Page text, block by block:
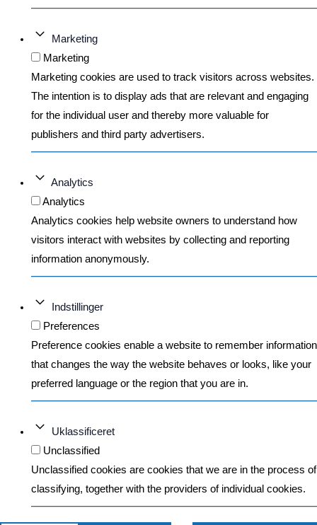
Marketing
Marketing
Marketing cookies are used to track visitors across websites.
The intention is to display ads that are relevant and engaging
for the individual user and thereby more valuable for
publishers and third party advertisers.
Analytics
Analytics
Analytics cookies help website owners to understand how
visitors interact with websites by collecting and reporting
information anonymously.
Indstillinger
Preferences
Preference cookies enable a website to remember information
that changes the way the website behaves or looks, like your
preferred language or the region that you are in.
Uklassificeret
Unclassified
Unclassified cookies are cookies that we are in the process of
classifying, together with the providers of individual cookies.